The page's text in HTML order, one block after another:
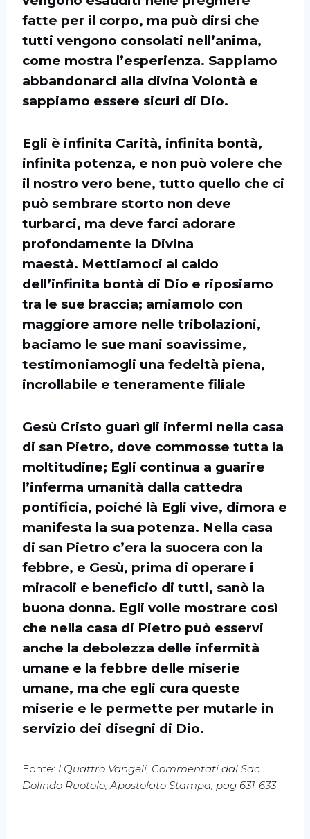
fatte per il corpo, ma può dirsi che
tutti vengono consolati nell’anima,
come mostra l’esperienza. Sappiamo
abbandonarci alla divina Volontà e
sappiamo essere sicuri di Dio.
Egli è infinita Carità, infinita bontà,
infinita potenza, e non può volere che
il nostro vero bene, tutto quello che ci
può sembrare storto non deve
turbarci, ma deve farci adorare
profondamente la Divina
maestà. Mettiamoci al caldo
dell’infinita bontà di Dio e riposiamo
tra le sue braccia; amiamolo con
maggiore amore nelle tribolazioni,
baciamo le sue mani soavissime,
testimoniamogli una fedeltà piena,
incrollabile e teneramente filiale
Gesù Cristo guarì gli infermi nella casa
di san Pietro, dove commosse tutta la
moltitudine; Egli continua a guarire
l’inferma umanità dalla cattedra
pontificia, poiché là Egli vive, dimora e
manifesta la sua potenza. Nella casa
di san Pietro c’era la suocera con la
febbre, e Gesù, prima di operare i
miracoli e beneficio di tutti, sanò la
buona donna. Egli volle mostrare così
che nella casa di Pietro può esservi
anche la debolezza delle infermità
umane e la febbre delle miserie
umane, ma che egli cura queste
miserie e le permette per mutarle in
servizio dei disegni di Dio.
Fonte: I Quattro Vangeli, Commentati dal Sac.
Dolindo Ruotolo, Apostolato Stampa, pag 631-633